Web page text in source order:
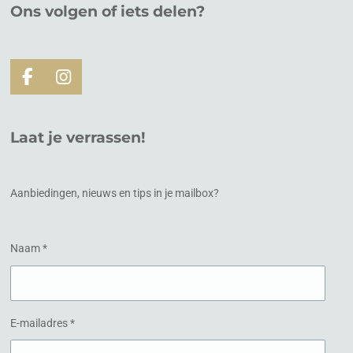
Ons volgen of iets delen?
F
a
e
b
k
I
n
t
a
a
Laat je verrassen!
Aanbiedingen, nieuws en tips in je mailbox?
Naam *
E-mailadres *